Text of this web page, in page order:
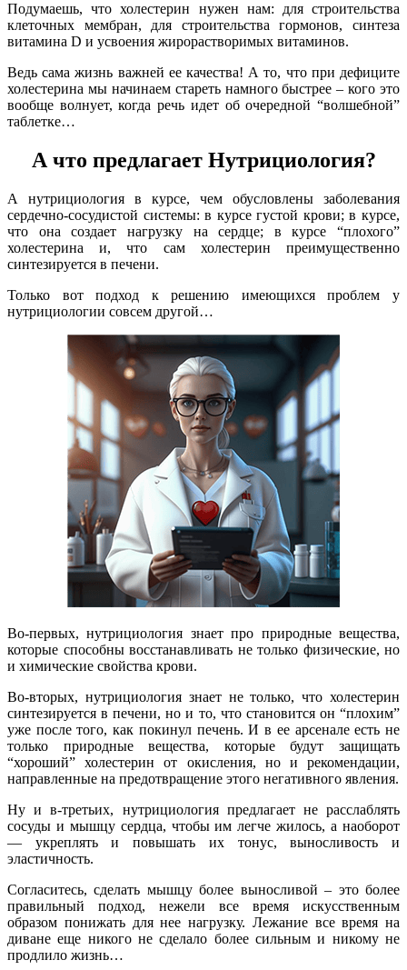
Подумаешь, что холестерин нужен нам: для строительства
клеточных мембран, для строительства гормонов, синтеза
витамина D и усвоения жирорастворимых витаминов.
Ведь сама жизнь важней ее качества! А то, что при дефиците
холестерина мы начинаем стареть намного быстрее – кого это
вообще волнует, когда речь идет об очередной “волшебной”
таблетке…
А что предлагает Нутрициология?
А нутрициология в курсе, чем обусловлены заболевания
сердечно-сосудистой системы: в курсе густой крови; в курсе,
что она создает нагрузку на сердце; в курсе “плохого”
холестерина и, что сам холестерин преимущественно
синтезируется в печени.
Только вот подход к решению имеющихся проблем у
нутрициологии совсем другой…
Во-первых, нутрициология знает про природные вещества,
которые способны восстанавливать не только физические, но
и химические свойства крови.
Во-вторых, нутрициология знает не только, что холестерин
синтезируется в печени, но и то, что становится он “плохим”
уже после того, как покинул печень. И в ее арсенале есть не
только природные вещества, которые будут защищать
“хороший” холестерин от окисления, но и рекомендации,
направленные на предотвращение этого негативного явления.
Ну и в-третьих, нутрициология предлагает не расслаблять
сосуды и мышцу сердца, чтобы им легче жилось, а наоборот
— укреплять и повышать их тонус, выносливость и
эластичность.
Согласитесь, сделать мышцу более выносливой – это более
правильный подход, нежели все время искусственным
образом понижать для нее нагрузку. Лежание все время на
диване еще никого не сделало более сильным и никому не
продлило жизнь…